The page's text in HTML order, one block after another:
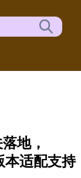
地，
适配支持